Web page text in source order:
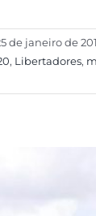
de janeiro de
, Libertadores,